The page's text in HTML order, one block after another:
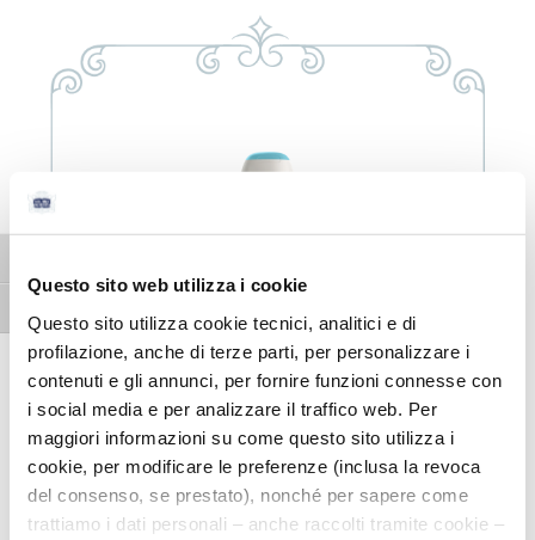
Questo sito web utilizza i cookie
Questo sito utilizza cookie tecnici, analitici e di
profilazione, anche di terze parti, per personalizzare i
contenuti e gli annunci, per fornire funzioni connesse con
i social media e per analizzare il traffico web. Per
maggiori informazioni su come questo sito utilizza i
cookie, per modificare le preferenze (inclusa la revoca
del consenso, se prestato), nonché per sapere come
trattiamo i dati personali – anche raccolti tramite cookie –
Attiva/disattiva dimensione testo
Micellare